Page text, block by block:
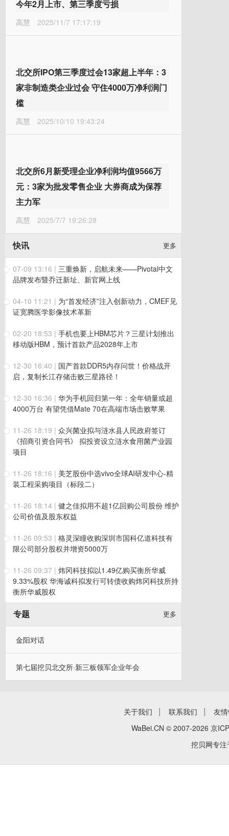
今年2月上市、第三季度亏损
高慧 2025/11/7 17:17:19
北交所IPO第三季度过会13家超上半年：3
家非制造类企业过会 守住4000万净利润门
槛
高慧 2025/10/10 19:43:24
北交所6月新受理企业净利润均值9566万
元：3家为批发零售企业 大券商成为保荐
主力军
高慧 2025/7/7 19:26:28
快讯 更多
07-09 13:16 | 三重焕新，启航未来——Pivotal中文
品牌发布暨乔迁新址、新官网上线
04-10 11:21 | 为“首发经济”注入创新动力，CMEF见
证宽腾医学影像技术革新
02-20 18:53 | 手机也要上HBM芯片？三星计划推出
移动版HBM，预计首款产品2028年上市
12-30 16:40 | 国产首款DDR5内存问世！价格战开
启，复制长江存储击败三星路径！
12-30 16:36 | 华为手机回归第一年：全年销量或超
4000万台 有望凭借Mate 70在高端市场击败苹果
11-26 18:19 | 众兴菌业拟与涟水县人民政府签订
《招商引资合同书》 拟投资设立涟水食用菌产业园
项目
11-26 18:16 | 美芝股份中选vivo全球AI研发中心-精
装工程采购项目（标段二）
11-26 18:14 | 健之佳拟用不超1亿回购公司股份 维护
公司价值及股东权益
11-26 09:53 | 格灵深瞳收购深圳市国科亿道科技有
限公司部分股权并增资5000万
11-26 09:37 | 炜冈科技拟以1.49亿购买衡所华威
9.33%股权 华海诚科拟发行可转债收购炜冈科技所持
衡所华威股权
专题 更多
金阳对话
第七届挖贝北交所·新三板领军企业年会
关于我们 ┊ 联系我们 ┊
友
WaBei.CN © 2007-2026 京
挖贝网专